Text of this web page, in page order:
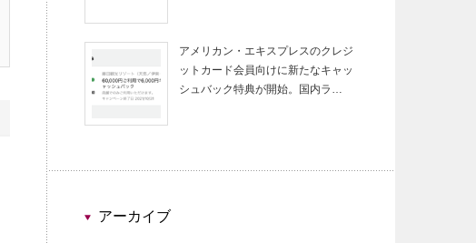
アメリカン・エキスプレスのクレジ
ットカード会員向けに新たなキャッ
シュバック特典が開始。国内ラ…
アーカイブ